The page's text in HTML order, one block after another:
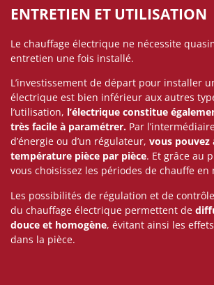
ENTRETIEN ET UTILISATION
Le chauffage électrique ne nécessite
entretien une fois installé.
L’investissement de départ pour installer
électrique est bien inférieur aux autres
l’utilisation, l’électrique constitue
très facile à paramétrer. Par
d’énergie ou d’un régulateur, vous pouvez
température pièce par pièce. Et grâce au
vous choisissez les périodes de chauffe en
Les possibilités de régulation et de
du chauffage électrique permettent de
douce et homogène, évitant ainsi les
dans la pièce.